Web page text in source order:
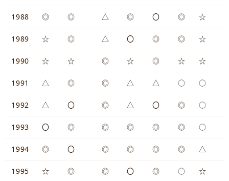
1988 ◎ ◎ △ ◎ 〇 ◎ ☆
1989 ☆ ◎ △ 〇 ◎ ◎ ☆
1990 ☆ ☆ ◎ ☆ ◎ ☆ ☆
1991 △ ◎ ◎ △ △ ○ ○
1992 △ 〇 ◎ △ 〇 ◎ ○
1993 〇 ◎ ◎ ◎ ◎ ◎ ○
1994 ◎ 〇 ◎ ◎ ◎ ◎ △
1995 ☆ ◎ ◎ 〇 ◎ ○ ☆